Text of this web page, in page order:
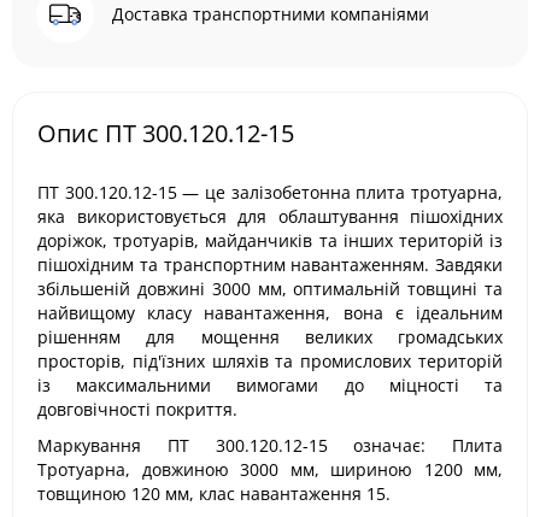
Доставка транспортними компаніями
Опис ПТ 300.120.12-15
ПТ 300.120.12-15 — це залізобетонна плита тротуарна,
яка використовується для облаштування пішохідних
доріжок, тротуарів, майданчиків та інших територій із
пішохідним та транспортним навантаженням. Завдяки
збільшеній довжині 3000 мм, оптимальній товщині та
найвищому класу навантаження, вона є ідеальним
рішенням для мощення великих громадських
просторів, під'їзних шляхів та промислових територій
із максимальними вимогами до міцності та
довговічності покриття.
Маркування ПТ 300.120.12-15 означає: Плита
Тротуарна, довжиною 3000 мм, шириною 1200 мм,
товщиною 120 мм, клас навантаження 15.